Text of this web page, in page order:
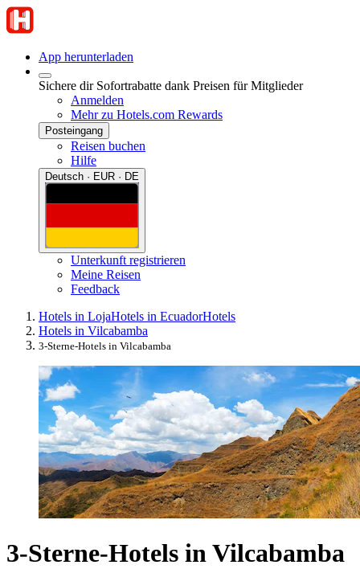
App herunterladen
Sichere dir Sofortrabatte dank Preisen für Mitglieder
Anmelden
Mehr zu Hotels.com Rewards
Posteingang
Reisen buchen
Hilfe
Deutsch · EUR · DE
Unterkunft registrieren
Meine Reisen
Feedback
Hotels in LojaHotels in EcuadorHotels
Hotels in Vilcabamba
3-Sterne-Hotels in Vilcabamba
3-Sterne-Hotels in Vilcabamba